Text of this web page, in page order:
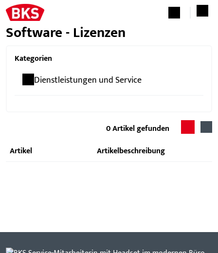
Software - Lizenzen
Kategorien
Dienstleistungen und Service
Artikel gefunden
Artikel
Artikelbeschreibung